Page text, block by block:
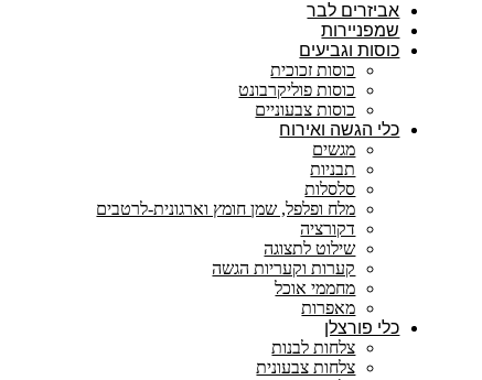
אביזרים לבר
שמפניירות
כוסות וגביעים
כוסות זכוכית
כוסות פוליקרבונט
כוסות צבעוניים
כלי הגשה ואירוח
מגשים
תבניות
סלסלות
מלח ופלפל, שמן חומץ וארגונית-לרטבים
דקורציה
שילוט לתצוגה
קערות וקעריות הגשה
מחממי אוכל
מאפרות
כלי פורצלן
צלחות לבנות
צלחות צבעונית